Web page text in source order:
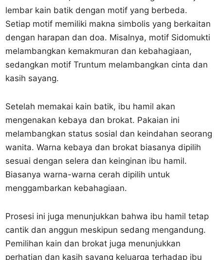
lembar kain batik dengan motif yang berbeda.
Setiap motif memiliki makna simbolis yang berkaitan
dengan harapan dan doa. Misalnya, motif Sidomukti
melambangkan kemakmuran dan kebahagiaan,
sedangkan motif Truntum melambangkan cinta dan
kasih sayang.
Setelah memakai kain batik, ibu hamil akan
mengenakan kebaya dan brokat. Pakaian ini
melambangkan status sosial dan keindahan seorang
wanita. Warna kebaya dan brokat biasanya dipilih
sesuai dengan selera dan keinginan ibu hamil.
Biasanya warna-warna cerah dipilih untuk
menggambarkan kebahagiaan.
Prosesi ini juga menunjukkan bahwa ibu hamil tetap
cantik dan anggun meskipun sedang mengandung.
Pemilihan kain dan brokat juga menunjukkan
perhatian dan kasih sayang keluarga terhadap ibu